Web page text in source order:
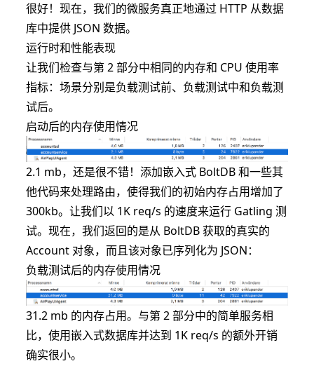
很好！现在，我们的微服务真正地通过 HTTP 从数据
库中提供 JSON 数据。
运行时和性能表现
让我们检查与第 2 部分中相同的内存和 CPU 使用率
指标：场景分别是负载测试前、负载测试中和负载测
试后。
启动后的内存使用情况
2.1 mb，还是很不错！添加嵌入式 BoltDB 和一些其
他代码来处理路由，使得我们的初始内存占用增加了
300kb。让我们以 1K req/s 的速度来运行 Gatling 测
试。现在，我们返回的是从 BoltDB 获取的真实的
Account 对象，而且该对象已序列化为 JSON：
负载测试后的内存使用情况
31.2 mb 的内存占用。与第 2 部分中的简单服务相
比，使用嵌入式数据库并达到 1K req/s 的额外开销
确实很小。